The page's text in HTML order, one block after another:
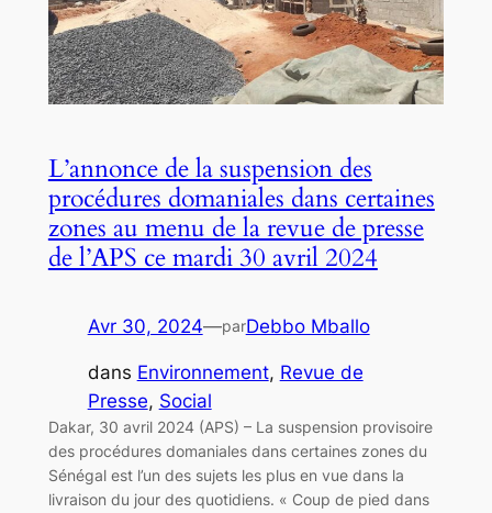
L’annonce de la suspension des
procédures domaniales dans certaines
zones au menu de la revue de presse
de l’APS ce mardi 30 avril 2024
Avr 30, 2024—parDebbo Mballo
dans Environnement, Revue de
Presse, Social
Dakar, 30 avril 2024 (APS) – La suspension provisoire
des procédures domaniales dans certaines zones du
Sénégal est l’un des sujets les plus en vue dans la
livraison du jour des quotidiens. « Coup de pied dans